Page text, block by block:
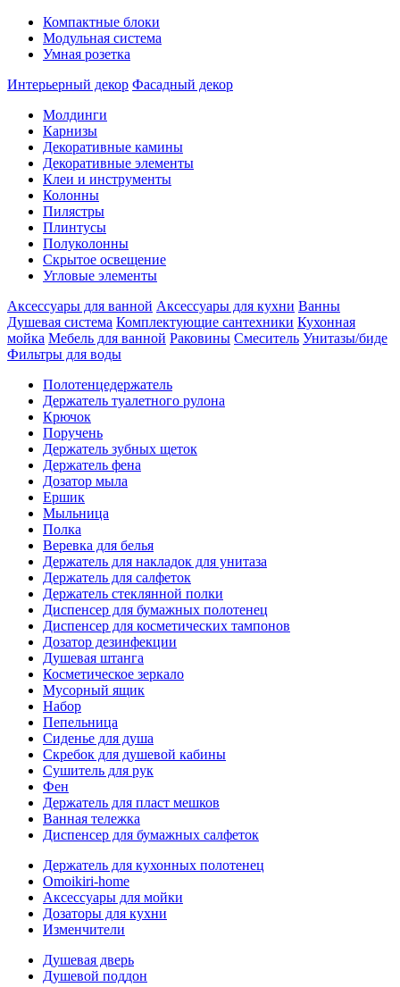
Компактные блоки
Модульная система
Умная розетка
Интерьерный декор Фасадный декор
Молдинги
Карнизы
Декоративные камины
Декоративные элементы
Клеи и инструменты
Колонны
Пилястры
Плинтусы
Полуколонны
Скрытое освещение
Угловые элементы
Аксессуары для ванной Аксессуары для кухни Ванны
Душевая система Комплектующие сантехники Кухонная
мойка Мебель для ванной Раковины Смеситель Унитазы/биде
Фильтры для воды
Полотенцедержатель
Держатель туалетного рулона
Крючок
Поручень
Держатель зубных щеток
Держатель фена
Дозатор мыла
Eршик
Мыльница
Полка
Веревка для белья
Держатель для накладок для унитаза
Держатель для салфеток
Держатель стеклянной полки
Диспенсер для бумажных полотенец
Диспенсер для косметических тампонов
Дозатор дезинфекции
Душевая штанга
Косметическое зеркало
Мусорный ящик
Набор
Пепельница
Сиденье для душа
Скребок для душевой кабины
Сушитель для рук
Фен
Держатель для пласт мешков
Ванная тележка
Диспенсер для бумажных салфеток
Держатель для кухонных полотенец
Omoikiri-home
Аксессуары для мойки
Дозаторы для кухни
Изменчители
Душевая дверь
Душевой поддон